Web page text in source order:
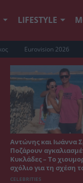
LIFESTYLE
Eurovision 2026
Αντώνης και Ιωάννα
Ποζάρουν
Κυκλάδες – Το
σχόλιο για τη σχέση
CELEBRITIES